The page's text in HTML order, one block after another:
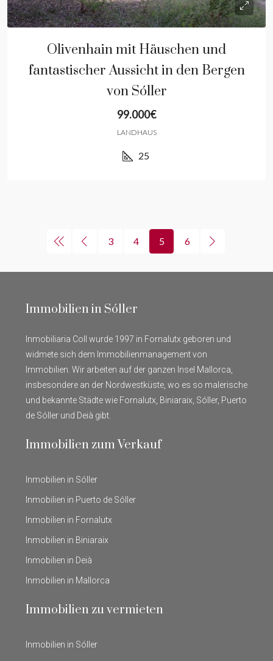
Olivenhain mit Häuschen und
fantastischer Aussicht in den Bergen
von Sóller
99.000€
LANDHAUS
25
3 4 5 6
Immobilien in Sóller
Inmobiliaria Coll wurde 1997 in Fornalutx geboren und
widmete sich dem Immobilienmanagement von
Immobilien. Wir arbeiten auf der ganzen Insel Mallorca,
insbesondere an der Nordwestküste, wo es so malerische
und bekannte Städte wie Fornalutx, Biniaraix, Sóller, Puerto
de Sóller und Deià gibt.
Immobilien zum Verkauf
Inmobilien in Sóller
Inmobilien in Puerto de Sóller
Inmobilien in Fornalutx
Inmobilien in Biniaraix
Inmobilien in Deià
Inmobilien in Mallorca
Immobilien zu vermieten
Inmobilien in Sóller